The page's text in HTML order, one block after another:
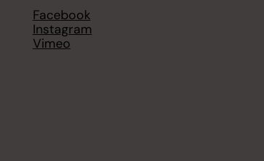
Facebook
Instagram
Vimeo